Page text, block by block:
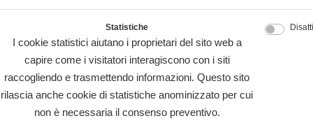
Statistiche
I cookie statistici aiutano i proprietari del sito web a
capire come i visitatori interagiscono con i siti
raccogliendo e trasmettendo informazioni. Questo sito
rilascia anche cookie di statistiche anominizzato per cui
non è necessaria il consenso preventivo.